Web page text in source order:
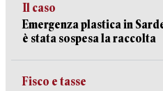
Il caso
Emergenza plastica in
è stata sospesa la raccolta
Fisco e tasse